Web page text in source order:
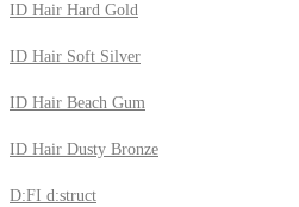
ID Hair Hard Gold
ID Hair Soft Silver
ID Hair Beach Gum
ID Hair Dusty Bronze
D:FI d:struct